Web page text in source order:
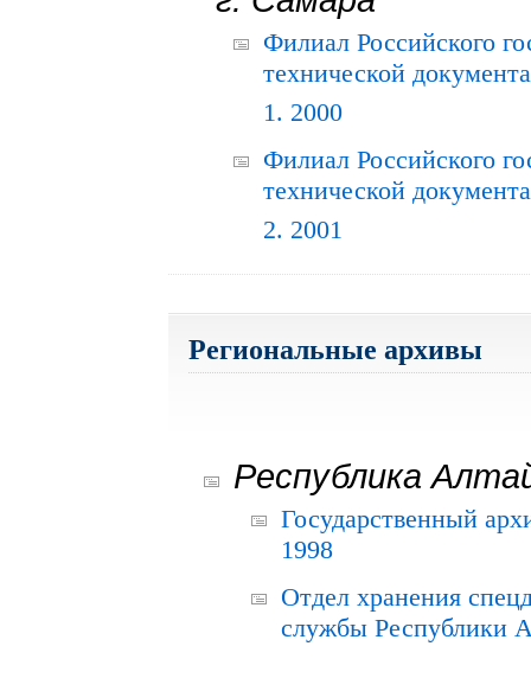
Филиал Российского
технической
1. 2000
Филиал Российского
технической
2. 2001
Региональные архивы
Республика
Государственный
1998
Отдел хранения
службы Республики